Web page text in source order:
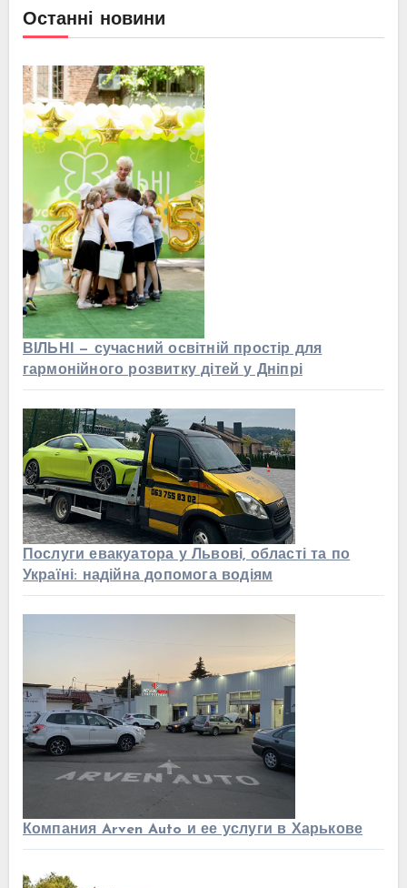
Останні новини
ВІЛЬНІ — сучасний освітній простір для
гармонійного розвитку дітей у Дніпрі
Послуги евакуатора у Львові, області та по
Україні: надійна допомога водіям
Компания Arven Auto и ее услуги в Харькове